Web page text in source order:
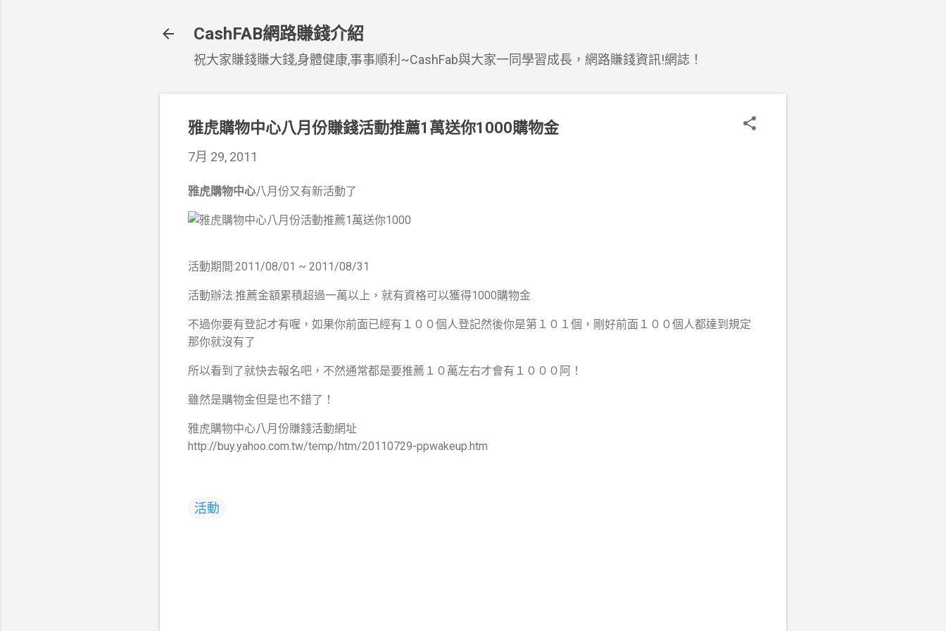
CashFAB網路賺錢介紹
祝大家賺錢賺大錢,身體健康,事事順利~CashFab與大家一同學習成長，網路賺錢資訊!網誌！
雅虎購物中心八月份賺錢活動推薦1萬送你1000購物金
7月 29, 2011
雅虎購物中心八月份又有新活動了
活動期間:2011/08/01 ~ 2011/08/31
活動辦法:推薦金額累積超過一萬以上，就有資格可以獲得1000購物金
不過你要有登記才有喔，如果你前面已經有１００個人登記然後你是第１０１個，剛好前面１００個人都達到規定
那你就沒有了
所以看到了就快去報名吧，不然通常都是要推薦１０萬左右才會有１０００阿！
雖然是購物金但是也不錯了！
雅虎購物中心八月份賺錢活動網址
http://buy.yahoo.com.tw/temp/htm/20110729-ppwakeup.htm
活動